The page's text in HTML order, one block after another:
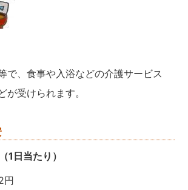
で、食事や入浴などの介護サービス
が受けられます。
1日当たり）
円